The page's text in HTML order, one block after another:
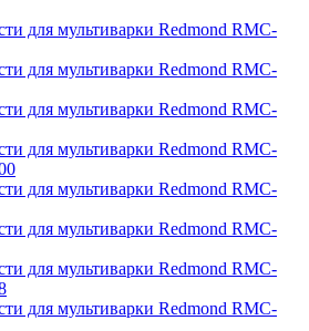
для мультиварки Redmond RMC-
для мультиварки Redmond RMC-
для мультиварки Redmond RMC-
для мультиварки Redmond RMC-
для мультиварки Redmond RMC-
для мультиварки Redmond RMC-
для мультиварки Redmond RMC-
для мультиварки Redmond RMC-